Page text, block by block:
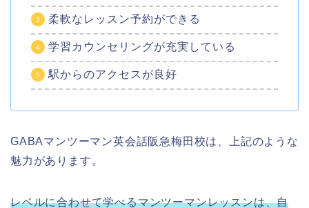
柔軟なレッスン予約ができる
学習カウンセリングが充実している
駅からのアクセスが良好
GABAマンツーマン英会話阪急梅田校は、上記のような
魅力があります。
レベルに合わせて学べるマンツーマンレッスンは、自